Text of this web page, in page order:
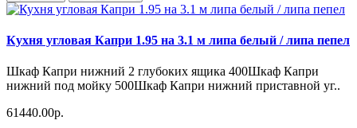
Кухня угловая Капри 1.95 на 3.1 м липа белый / липа пепел
Шкаф Капри нижний 2 глубоких ящика 400Шкаф Капри
нижний под мойку 500Шкаф Капри нижний приставной уг..
61440.00р.